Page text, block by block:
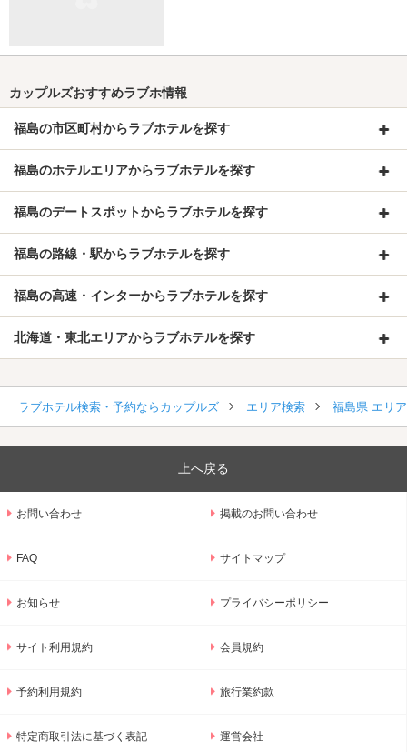
カップルズおすすめラブホ情報
福島の市区町村からラブホテルを探す
福島のホテルエリアからラブホテルを探す
福島のデートスポットからラブホテルを探す
福島の路線・駅からラブホテルを探す
福島の高速・インターからラブホテルを探す
北海道・東北エリアからラブホテルを探す
ラブホテル検索・予約ならカップルズ エリア検索 福島県 エリ
上へ戻る
お問い合わせ 掲載のお問い合わせ
FAQ サイトマップ
お知らせ プライバシーポリシー
サイト利用規約 会員規約
予約利用規約 旅行業約款
特定商取引法に基づく表記 運営会社